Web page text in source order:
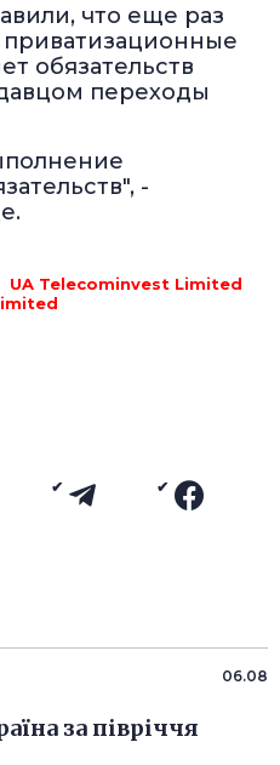
что еще раз
обязательств
переходы
-
UA Telecominvest Limited
06.08
за півріччя